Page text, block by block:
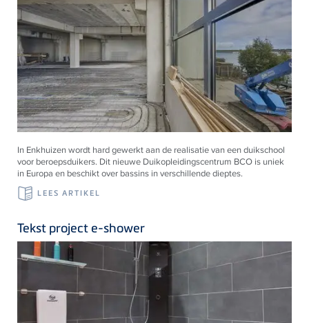
In Enkhuizen wordt hard gewerkt aan de realisatie van een duikschool
voor beroepsduikers. Dit nieuwe Duikopleidingscentrum BCO is uniek
in Europa en beschikt over bassins in verschillende dieptes.
LEES ARTIKEL
Tekst project e-shower